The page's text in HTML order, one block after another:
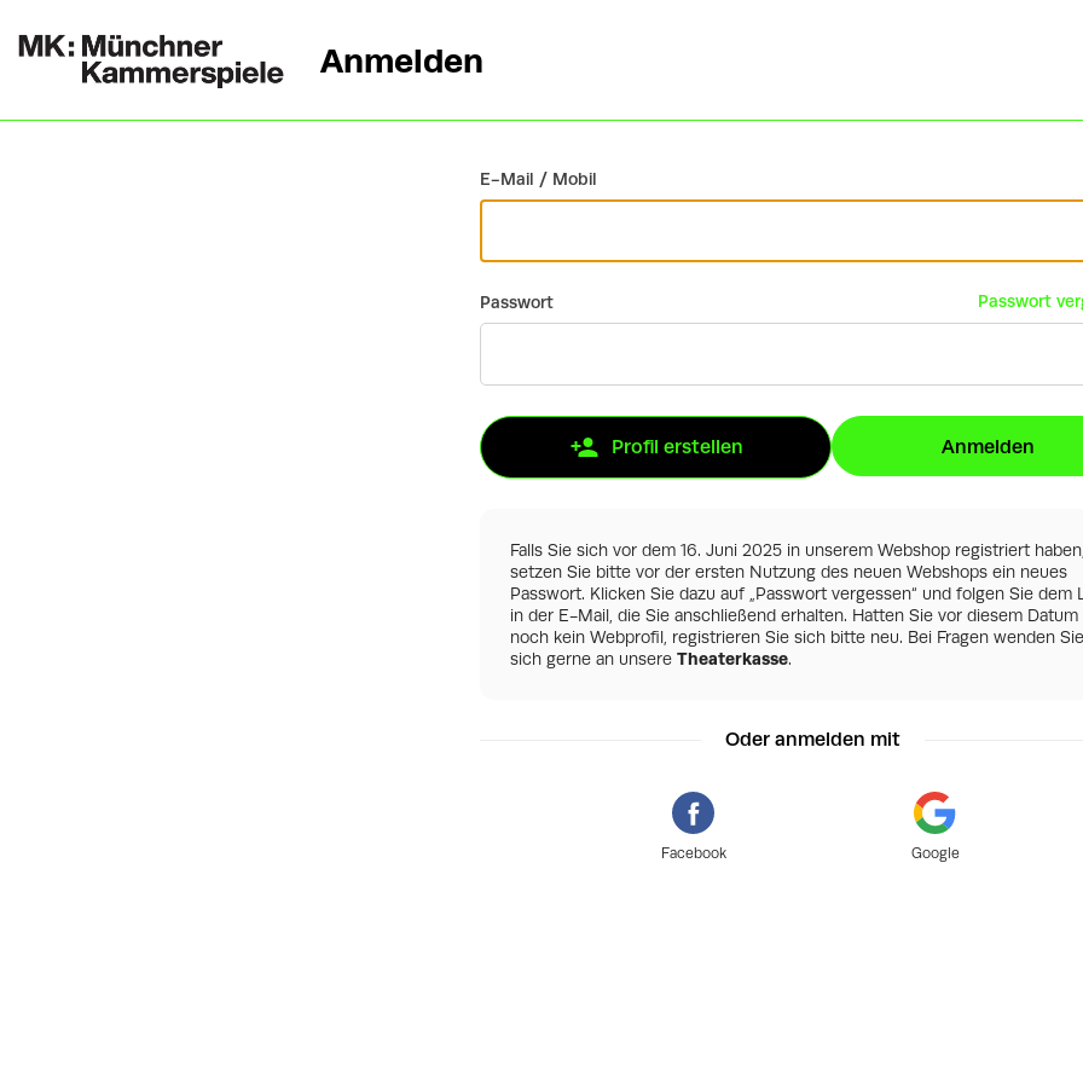
Zurück
Anmelden
E-Mail / Mobil
Passwort Passwort
Profil erstellen Anmelden
Falls Sie sich vor dem 16. Juni 2025 in unserem Webshop registriert haben,
setzen Sie bitte vor der ersten Nutzung des neuen Webshops ein neues
Passwort. Klicken Sie dazu auf „Passwort vergessen“ und folgen Sie dem
in der E-Mail, die Sie anschließend erhalten. Hatten Sie vor diesem Datum
noch kein Webprofil, registrieren Sie sich bitte neu. Bei Fragen wenden Sie
sich gerne an unsere Theaterkasse.
Oder anmelden mit
Facebook Google